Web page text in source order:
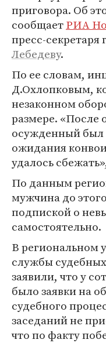
приговора. Об
сообщаетРИА
пресс-секретаря
Лебедеву.
По ее словам,
Д.Охлопковым,
незаконном
размере. «После
осужденный был
ожидания
удалось
По данным
мужчина до
подпиской о
самостоятельно.
В региональном
службы
заявили, что у
было заявки на
судебного
заседаний не
что по факту